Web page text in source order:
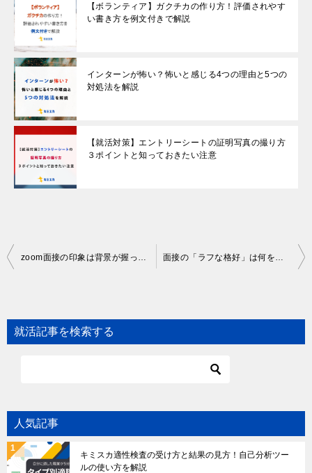
【ボランティア】ガクチカの作り方！評価されやす
い書き方を例文付きで解説
インターンが怖い？怖いと感じる4つの理由と5つの
対処法を解説
【就活対策】エントリーシートの証明写真の撮り方
３ポイントと知っておきたい注意
Post
就活記事を検索する
人気記事
キミスカ適性検査の受け方と結果の見方！自己分析ツー
ルの使い方を解説